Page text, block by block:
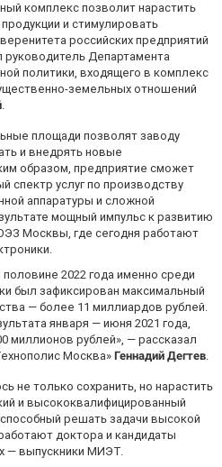
комплекс позволит нарастить
и стимулировать
российских предприятий
руководитель Департамента
политики, входящего в комплекс
земельных отношений
.
площади позволят заводу
и внедрять новые
образом, предприятие сможет
спектр услуг по производству
аппаратуры и сложной
мощный импульс к развитию
Москвы, где сегодня работают
2022 года именно среди
был зафиксирован максимальный
— более 11 миллиардов рублей.
января — июня 2021 года,
миллионов рублей», — рассказал
Москва» Геннадий Дегтев.
не только сохранить, но нарастить
и высококвалифицированный
решать задачи высокой
доктора и кандидаты
— выпускники МИЭТ.